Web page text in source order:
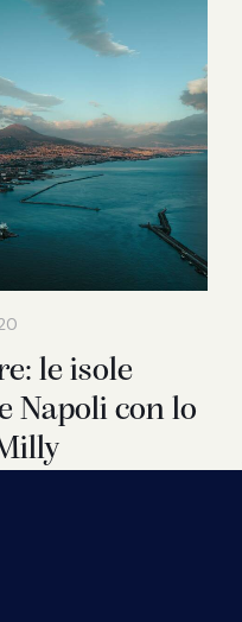
le isole
Napoli con lo